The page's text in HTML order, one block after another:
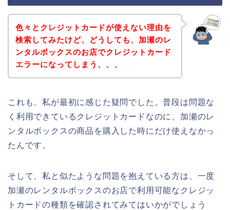
色々とクレジットカードが使えない理由を
検索してみたけど、どうしても、加瀬のレ
ンタルボックスのお店でクレジットカード
エラーになってしまう、、、
これも、私が最初に感じた疑問でした。普段は問題な
く利用できているクレジットカードなのに、加瀬のレ
ンタルボックスの商品を購入した時にだけ使えなかっ
たんです。
そして、私と似たような問題を抱えている方は、一度
加瀬のレンタルボックスのお店で利用可能なクレジッ
トカードの種類を確認されてみてはいかがでしょう